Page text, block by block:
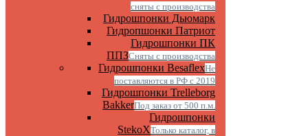
сняты с производства
Гидрошпонки Дьюмарк
Гидропшонки Патриот
Гидрошпонки ПК
ППЗСняты с производства
Гидрошпонки BesaflexНе
поставляются в РФ с 2019
Гидрошпонки Trelleborg
BakkerПод заказ от 500 п.м.
Гидрошпонки
StekoXТолько каталог, в